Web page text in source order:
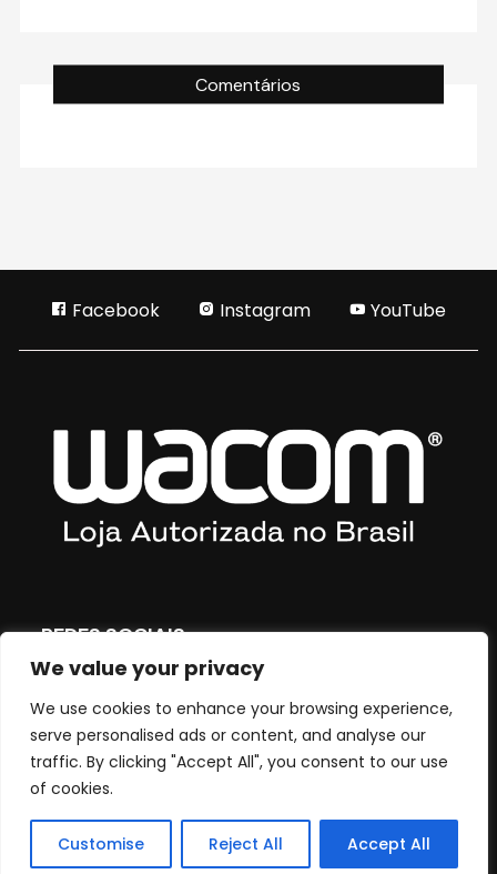
We value your privacy
We use cookies to enhance your browsing experience,
serve personalised ads or content, and analyse our
traffic. By clicking "Accept All", you consent to our use
of cookies.
Customise Reject All Accept All
Comentários
Facebook Instagram YouTube
REDES SOCIAIS
Gostar
Seguir
Seguir